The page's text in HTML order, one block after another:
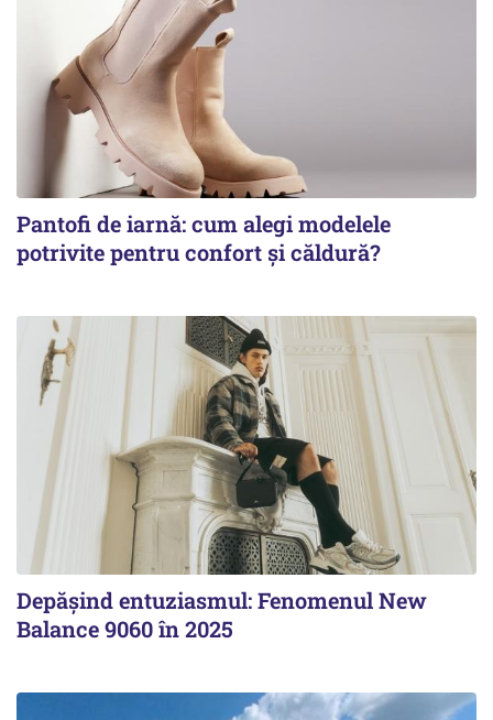
Pantofi de iarnă: cum alegi modelele
potrivite pentru confort și căldură?
Depășind entuziasmul: Fenomenul New
Balance 9060 în 2025